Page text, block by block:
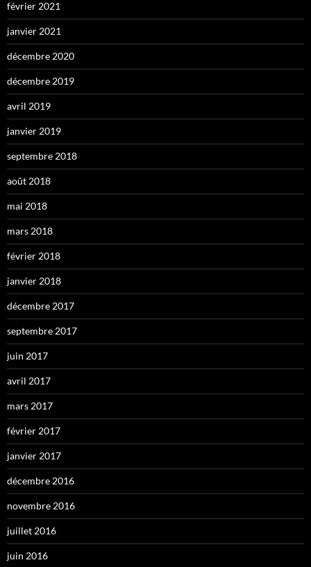
février 2021
janvier 2021
décembre 2020
décembre 2019
avril 2019
janvier 2019
septembre 2018
août 2018
mai 2018
mars 2018
février 2018
janvier 2018
décembre 2017
septembre 2017
juin 2017
avril 2017
mars 2017
février 2017
janvier 2017
décembre 2016
novembre 2016
juillet 2016
juin 2016